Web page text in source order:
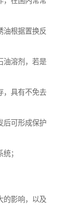
油根据置换反
油溶剂，若是
，具有不免去
后可形成保护
；
的影响，以及